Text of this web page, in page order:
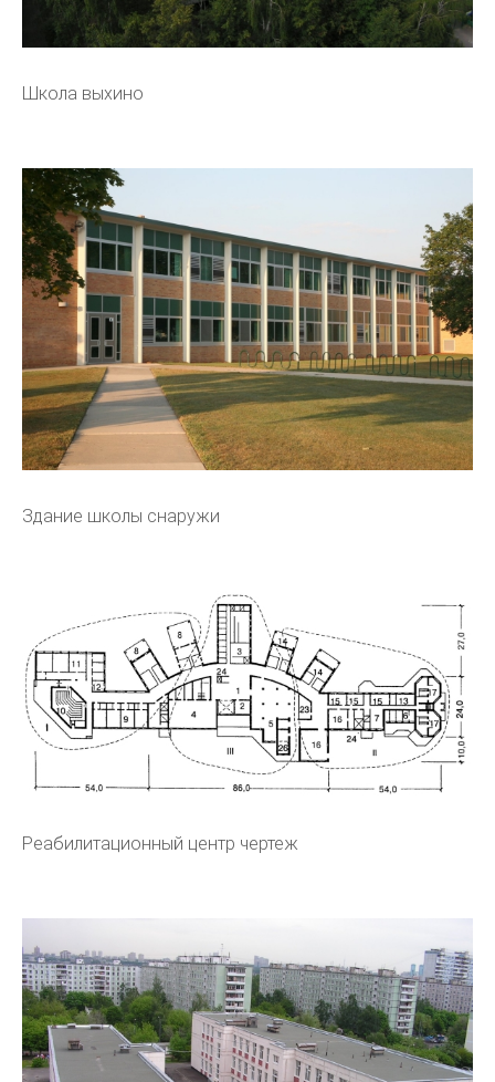
Школа выхино
Здание школы снаружи
Реабилитационный центр чертеж